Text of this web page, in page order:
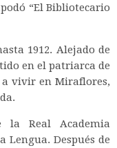
“El Bibliotecario
1912. Alejado de
en el patriarca de
vivir en Miraflores,
la Real Academia
Lengua. Después de